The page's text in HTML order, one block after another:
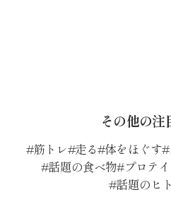
その他の注
筋トレ 走る 体をほぐす
話題の食べ物 プロテ
話題のヒ